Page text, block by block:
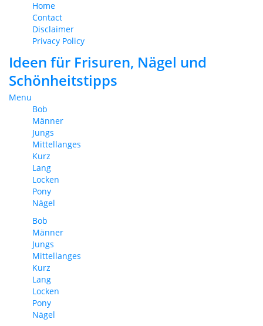
Home
Contact
Disclaimer
Privacy Policy
Ideen für Frisuren, Nägel und
Schönheitstipps
Menu
Bob
Männer
Jungs
Mittellanges
Kurz
Lang
Locken
Pony
Nägel
Bob
Männer
Jungs
Mittellanges
Kurz
Lang
Locken
Pony
Nägel